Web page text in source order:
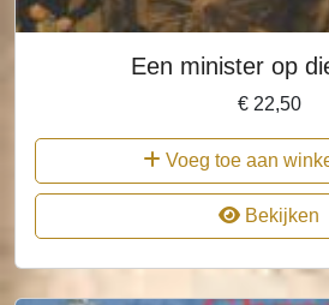
Een minister op
€22,50
Voeg toe aan
Bekijken